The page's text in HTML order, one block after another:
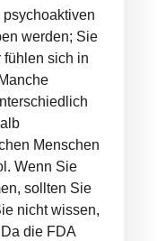
werden; Sie
fühlen sich in
Menschen
Wenn Sie
sollten Sie
nicht wissen,
die FDA